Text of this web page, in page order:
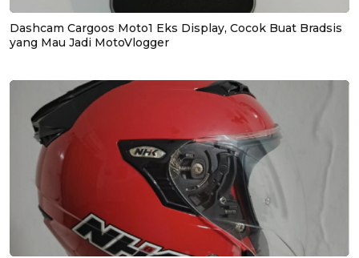
Dashcam Cargoos Moto1 Eks Display, Cocok Buat Bradsis
yang Mau Jadi MotoVlogger